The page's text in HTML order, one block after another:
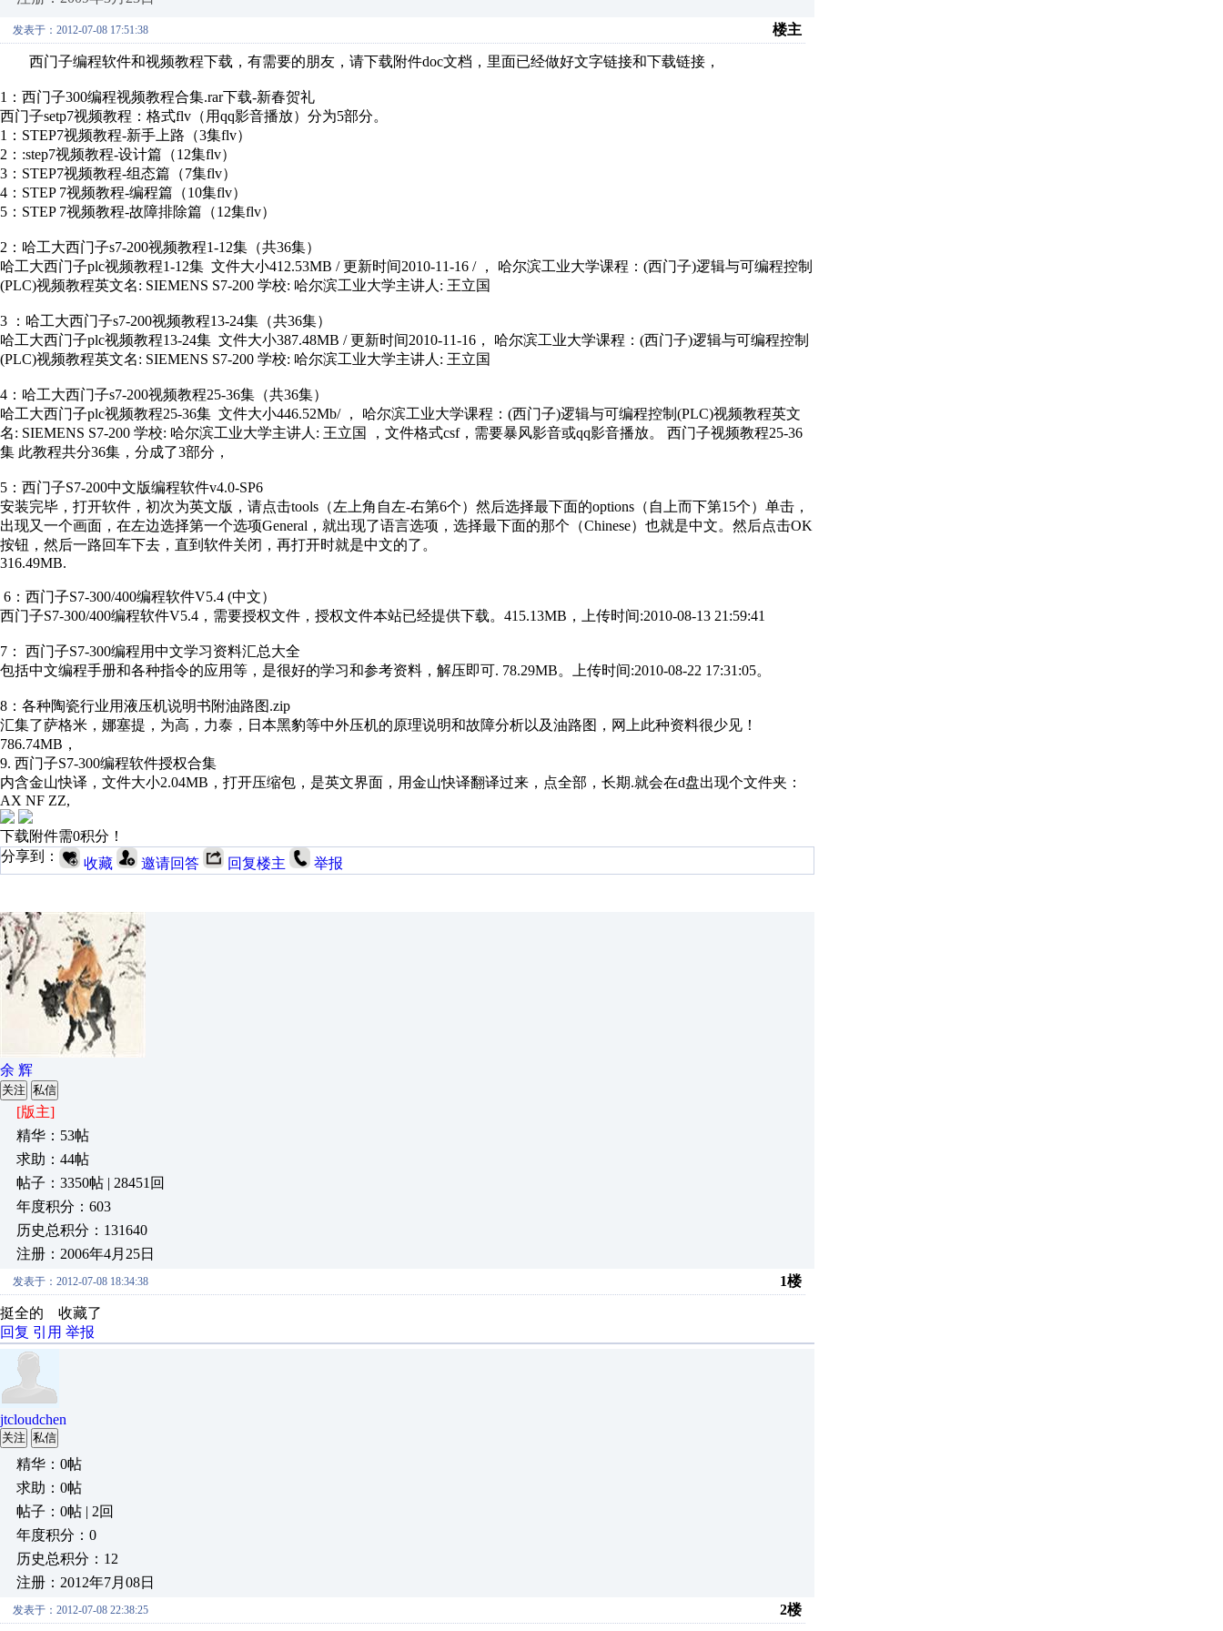
发表于：2012-07-08 17:51:38 楼主
西门子编程软件和视频教程下载，有需要的朋友，请下载附件doc文档，里面已经做好文字链接和下载链接，
1：西门子300编程视频教程合集.rar下载-新春贺礼
西门子setp7视频教程：格式flv（用qq影音播放）分为5部分。
1：STEP7视频教程-新手上路（3集flv）
2：:step7视频教程-设计篇（12集flv）
3：STEP7视频教程-组态篇（7集flv）
4：STEP 7视频教程-编程篇（10集flv）
5：STEP 7视频教程-故障排除篇（12集flv）
2：哈工大西门子s7-200视频教程1-12集（共36集）
哈工大西门子plc视频教程1-12集 文件大小412.53MB / 更新时间2010-11-16 / ， 哈尔滨工业大学课程：(西门子)逻辑与可编程控制
(PLC)视频教程英文名: SIEMENS S7-200 学校: 哈尔滨工业大学主讲人: 王立国
3 ：哈工大西门子s7-200视频教程13-24集（共36集）
哈工大西门子plc视频教程13-24集 文件大小387.48MB / 更新时间2010-11-16， 哈尔滨工业大学课程：(西门子)逻辑与可编程控制
(PLC)视频教程英文名: SIEMENS S7-200 学校: 哈尔滨工业大学主讲人: 王立国
4：哈工大西门子s7-200视频教程25-36集（共36集）
哈工大西门子plc视频教程25-36集 文件大小446.52Mb/ ， 哈尔滨工业大学课程：(西门子)逻辑与可编程控制(PLC)视频教程英文
名: SIEMENS S7-200 学校: 哈尔滨工业大学主讲人: 王立国 ，文件格式csf，需要暴风影音或qq影音播放。 西门子视频教程25-36
集 此教程共分36集，分成了3部分，
5：西门子S7-200中文版编程软件v4.0-SP6
安装完毕，打开软件，初次为英文版，请点击tools（左上角自左-右第6个）然后选择最下面的options（自上而下第15个）单击，
出现又一个画面，在左边选择第一个选项General，就出现了语言选项，选择最下面的那个（Chinese）也就是中文。然后点击OK
按钮，然后一路回车下去，直到软件关闭，再打开时就是中文的了。
316.49MB.
6：西门子S7-300/400编程软件V5.4 (中文）
西门子S7-300/400编程软件V5.4，需要授权文件，授权文件本站已经提供下载。415.13MB，上传时间:2010-08-13 21:59:41
7： 西门子S7-300编程用中文学习资料汇总大全
包括中文编程手册和各种指令的应用等，是很好的学习和参考资料，解压即可. 78.29MB。上传时间:2010-08-22 17:31:05。
8：各种陶瓷行业用液压机说明书附油路图.zip
汇集了萨格米，娜塞提，为高，力泰，日本黑豹等中外压机的原理说明和故障分析以及油路图，网上此种资料很少见！
786.74MB，
9. 西门子S7-300编程软件授权合集
内含金山快译，文件大小2.04MB，打开压缩包，是英文界面，用金山快译翻译过来，点全部，长期.就会在d盘出现个文件夹：
AX NF ZZ,
下载附件需0积分！
分享到：
收藏 邀请回答 回复楼主 举报
余 辉
关注 私信
[版主]
精华：53帖
求助：44帖
帖子：3350帖 | 28451回
年度积分：603
历史总积分：131640
注册：2006年4月25日
发表于：2012-07-08 18:34:38 1楼
挺全的 收藏了
回复 引用 举报
jtcloudchen
关注 私信
精华：0帖
求助：0帖
帖子：0帖 | 2回
年度积分：0
历史总积分：12
注册：2012年7月08日
发表于：2012-07-08 22:38:25 2楼